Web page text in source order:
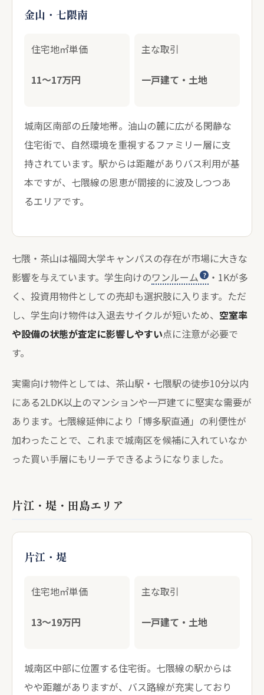
金山・七隈南
住宅地㎡単価
11〜17万円
主な取引
一戸建て・土地
城南区南部の丘陵地帯。油山の麓に広がる閑静な
住宅街で、自然環境を重視するファミリー層に支
持されています。駅からは距離がありバス利用が基
本ですが、七隈線の恩恵が間接的に波及しつつあ
るエリアです。
七隈・茶山は福岡大学キャンパスの存在が市場に大きな
影響を与えています。学生向けのワンルーム
・1Kが多
く、投資用物件としての売却も選択肢に入ります。ただ
し、学生向け物件は入退去サイクルが短いため、 空室率
や設備の状態が査定に影響しやすい点に注意が必要で
す。
実需向け物件としては、茶山駅・七隈駅の徒歩10分以内
にある2LDK以上のマンションや一戸建てに堅実な需要が
あります。七隈線延伸により「博多駅直通」の利便性が
加わったことで、これまで城南区を候補に入れていなか
った買い手層にもリーチできるようになりました。
片江・堤・田島エリア
片江・堤
住宅地㎡単価
13〜19万円
主な取引
一戸建て・土地
城南区中部に位置する住宅街。七隈線の駅からは
やや距離がありますが、バス路線が充実しており